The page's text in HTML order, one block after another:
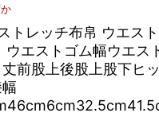
トレッチ布帛 ウエス
ウエストゴム幅ウエス
前股上後股上股下ヒ